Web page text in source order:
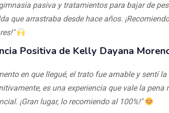
pasiva y tratamientos para bajar de
que arrastraba desde hace años.
Positiva de Kelly Dayana
en que llegué, el trato fue amable y sentí
es una experiencia que vale la pena
¡Gran lugar, lo recomiendo al 100%!"